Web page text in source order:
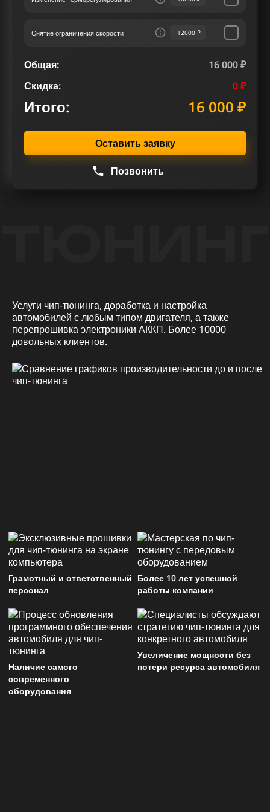
спутниками наших клиентов после чип тюнинга
Снятие ограничения скорости 12000 ₽
Общая:
16 000 ₽
Скидка:
0 ₽
Итого: 16 000 ₽
Оставить заявку
Позвонить
Услуги чип-тюнинга, доработка и настройка
автомобилей с любым типом двигателя, а также
перепрошивка электроники АККП. Более 10000
довольных клиентов.
Грамотный и ответственный
персонал
Более 10 лет успешной
работы компании
Наличие самого
современного
оборудования
Увеличение мощности без
потери ресурса автомобиля